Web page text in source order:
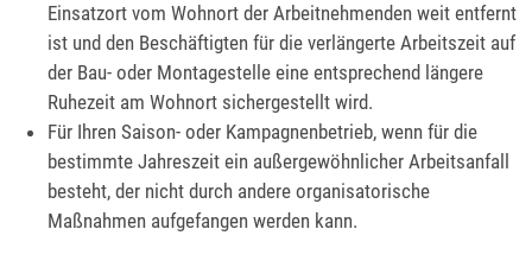
Einsatzort vom Wohnort der Arbeitnehmenden weit entfernt
ist und den Beschäftigten für die verlängerte Arbeitszeit auf
der Bau- oder Montagestelle eine entsprechend längere
Ruhezeit am Wohnort sichergestellt wird.
Für Ihren Saison- oder Kampagnenbetrieb, wenn für die
bestimmte Jahreszeit ein außergewöhnlicher Arbeitsanfall
besteht, der nicht durch andere organisatorische
Maßnahmen aufgefangen werden kann.